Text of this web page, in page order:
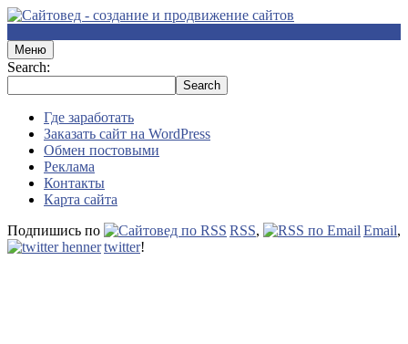
Меню
Search:
Где заработать
Заказать сайт на WordPress
Обмен постовыми
Реклама
Контакты
Карта сайта
Подпишись по
RSS, Email,
twitter!